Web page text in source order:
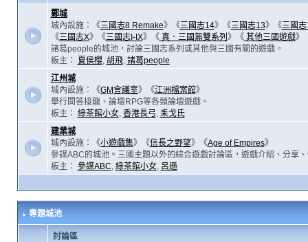
鄴城
城內設施：《三國志8 Remake》《三國志14》《三國志13》《三國
《三國志X》《三國志I-IX》《真．三國無雙系列 》《其他三國遊戲》
諸葛people的城池，討論三國志系列或其他與三國有關的遊戲。
板主：
夏侯櫻, 胡飛, 諸葛people
江州城
城內設施：《GM會議室》《江洲檔案館》
舉行問答接龍、論壇RPG等各類論壇遊戲。
板主： 綠茶館小女, 香港長弓, 耒戈氏
建業城
城內設施：《小遊戲集》《信長之野望》《Age of Empires》
參謀ABC的城池。三國主題以外的綜合遊戲討論區，遊戲介紹、分享
板主： 參謀ABC, 綠茶館小女, 呂遜
專題城池
討論區